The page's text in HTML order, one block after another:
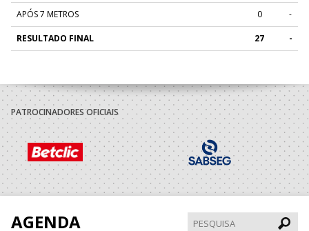
APÓS 7 METROS 0 -
RESULTADO FINAL 27 -
PATROCINADORES OFICIAIS
AGENDA